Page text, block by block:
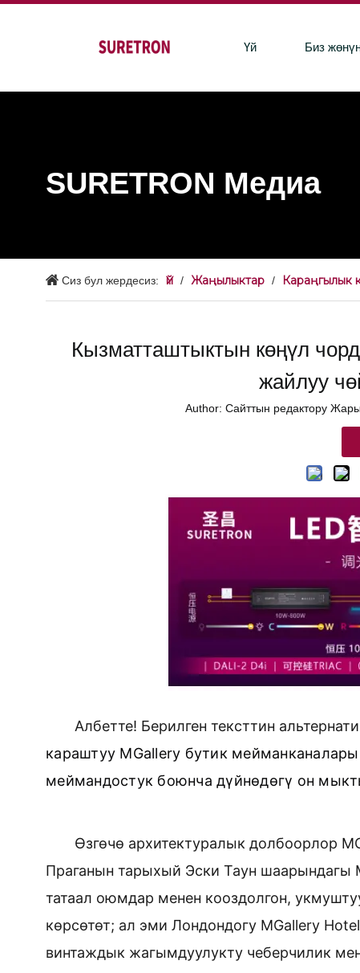
Үй Биз
SURETRON Медиа
Сиз бул жердесиз: Үй / Жаңылыктар / Караңгылык
Кызматташтыктын көңүл
жайлуу
Author: Сайттын редактору
Албетте! Берилген тексттин
караштуу MGallery бутик
меймандостук боюнча дүйнөдөгү он
Өзгөчө архитектуралык долбоорлор
Праганын тарыхый Эски Таун шаарындагы
татаал оюмдар менен кооздолгон,
көрсөтөт; ал эми Лондондогу MGallery
винтаждык жагымдуулукту чеберчилик